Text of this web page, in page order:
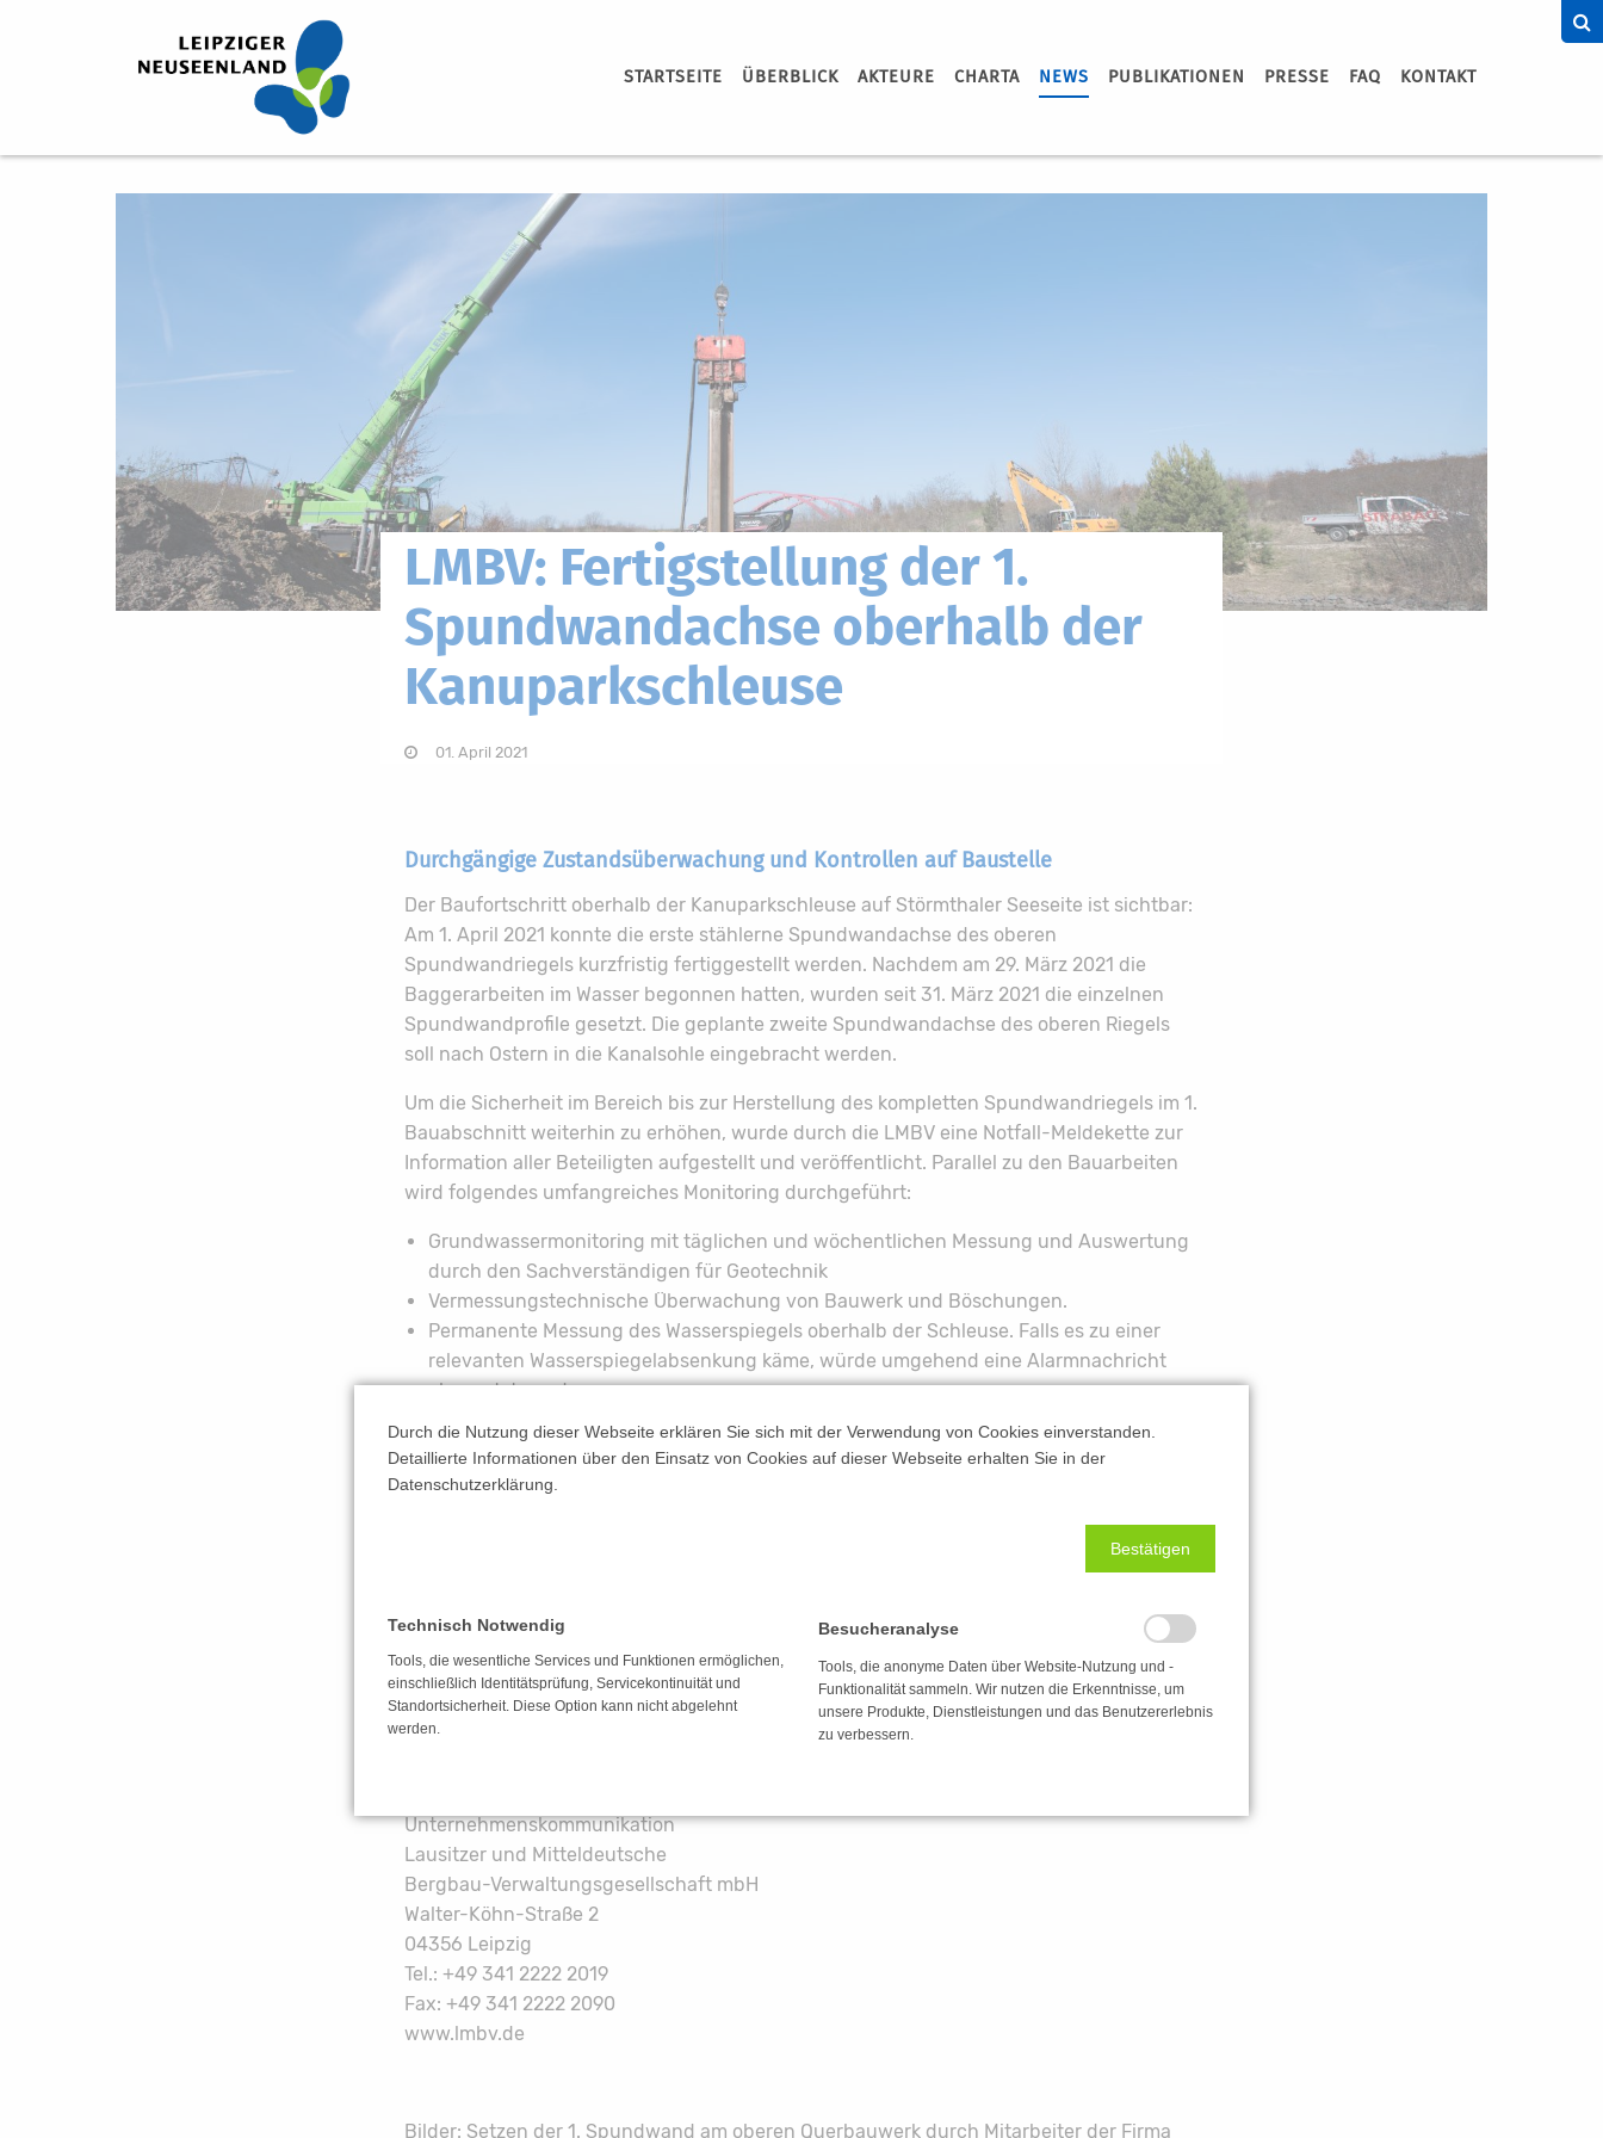
STARTSEITE ÜBERBLICK AKTEURE CHARTA NEWS PUBLIKATIONEN PRESSE FAQ KONTAKT
LMBV: Fertigstellung der 1.
Spundwandachse oberhalb der
Kanuparkschleuse
01. April 2021
Durchgängige Zustandsüberwachung und Kontrollen auf Baustelle
Der Baufortschritt oberhalb der Kanuparkschleuse auf Störmthaler Seeseite ist sichtbar:
Am 1. April 2021 konnte die erste stählerne Spundwandachse des oberen
Spundwandriegels kurzfristig fertiggestellt werden. Nachdem am 29. März 2021 die
Baggerarbeiten im Wasser begonnen hatten, wurden seit 31. März 2021 die einzelnen
Spundwandprofile gesetzt. Die geplante zweite Spundwandachse des oberen Riegels
soll nach Ostern in die Kanalsohle eingebracht werden.
Um die Sicherheit im Bereich bis zur Herstellung des kompletten Spundwandriegels im 1.
Bauabschnitt weiterhin zu erhöhen, wurde durch die LMBV eine Notfall-Meldekette zur
Information aller Beteiligten aufgestellt und veröffentlicht. Parallel zu den Bauarbeiten
wird folgendes umfangreiches Monitoring durchgeführt:
Grundwassermonitoring mit täglichen und wöchentlichen Messung und Auswertung
durch den Sachverständigen für Geotechnik
Vermessungstechnische Überwachung von Bauwerk und Böschungen.
Permanente Messung des Wasserspiegels oberhalb der Schleuse. Falls es zu einer
relevanten Wasserspiegelabsenkung käme, würde umgehend eine Alarmnachricht
abgesetzt werden.
24-Stunden-Beobachtung der Böschungen durch geotechnisch eingewiesene
Personen auf beiden Seiten des Kanals und zusätzliche tägliche LMBV-Kontrollen.
Nächtliche Beleuchtung des Kanals für die Rissbeobachtung und Vorhaltung von
Im Baustellenbereich sind die parallel zum Kanal verlaufenden Wirtschaftswege gesperrt
Markkleeberger Seeseite über die Hubbrücke passiert werden.
Ansprechpartner:
Pressesprecher der LMBV:
Unternehmenskommunikation
Lausitzer und Mitteldeutsche
Bergbau-Verwaltungsgesellschaft mbH
Walter-Köhn-Straße 2
04356 Leipzig
Tel.: +49 341 2222 2019
Fax: +49 341 2222 2090
www.lmbv.de
Bilder: Setzen der 1. Spundwand am oberen Querbauwerk durch Mitarbeiter der Firma
Durch die Nutzung dieser Webseite erklären Sie sich mit der Verwendung von Cookies einverstanden.
Detaillierte Informationen über den Einsatz von Cookies auf dieser Webseite erhalten Sie in der
Datenschutzerklärung.
Bestätigen
Technisch Notwendig
Tools, die wesentliche Services und Funktionen ermöglichen,
einschließlich Identitätsprüfung, Servicekontinuität und
Standortsicherheit. Diese Option kann nicht abgelehnt
werden.
Besucheranalyse
Tools, die anonyme Daten über Website-Nutzung und -
Funktionalität sammeln. Wir nutzen die Erkenntnisse, um
unsere Produkte, Dienstleistungen und das Benutzererlebnis
zu verbessern.